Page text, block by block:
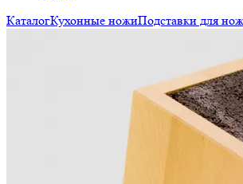
КаталогКухонные ножиПодставки для